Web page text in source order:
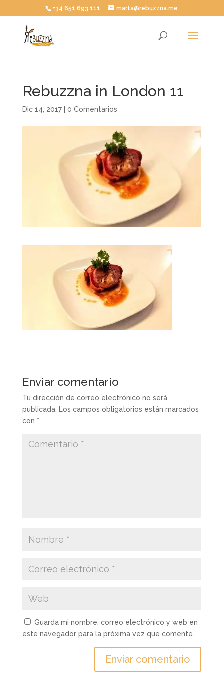
+34 651 693 111 marta@rebuzzna.me
Rebuzzna in London 11
Dic 14, 2017| 0 Comentarios
Enviar comentario
Tu dirección de correo electrónico no será
publicada. Los campos obligatorios están marcados
con *
Guarda mi nombre, correo electrónico y web en
este navegador para la próxima vez que comente.